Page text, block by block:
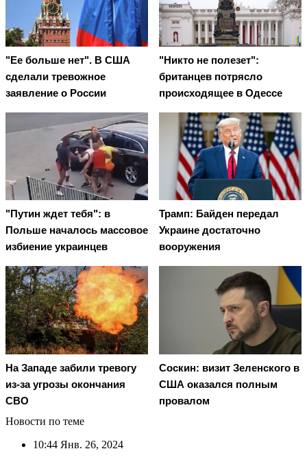
"Ее больше нет". В США
сделали тревожное
заявление о России
"Никто не полезет":
британцев потрясло
происходящее в Одессе
"Путин ждет тебя": в
Польше началось массовое
избиение украинцев
Трамп: Байден передал
Украине достаточно
вооружения
На Западе забили тревогу
из-за угрозы окончания
СВО
Соскин: визит Зеленского в
США оказался полным
провалом
Новости по теме
10:44 Янв. 26, 2024